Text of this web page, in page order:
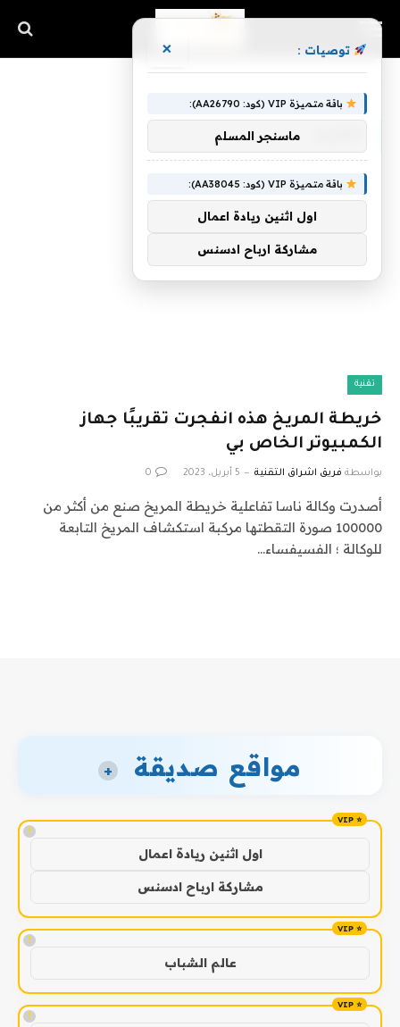
تقنية
خريطة المريخ هذه انفجرت تقريبًا جهاز
الكمبيوتر الخاص بي
بواسطة فريق اشراق التقنية 5 أبريل، 2023 0
أصدرت وكالة ناسا تفاعلية خريطة المريخ صنع من أكثر من
100000 صورة التقطتها مركبة استكشاف المريخ التابعة
للوكالة ؛ الفسيفساء…
مواقع صديقة +
!
اول اثنين ريادة اعمال
مشاركة ارباح ادسنس
!
عالم الشباب
!
توصيات : ×
باقة متميزة VIP (كود: AA26790):
ماسنجر المسلم
باقة متميزة VIP (كود: AA38045):
اول اثنين ريادة اعمال
مشاركة ارباح ادسنس